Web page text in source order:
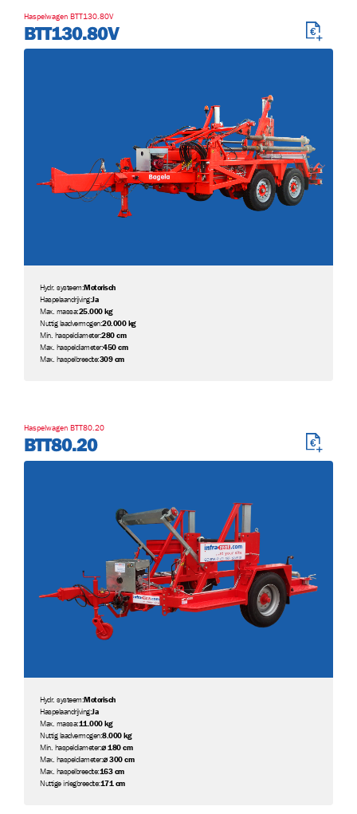
Haspelwagen BTT130.80V
BTT130.80V
Hydr. systeem:Motorisch
Haspelaandrijving:Ja
Max. massa:25.000 kg
Nuttig laadvermogen:20.000 kg
Min. haspeldiameter:280 cm
Max. haspeldiameter:450 cm
Max. haspelbreedte:309 cm
Haspelwagen BTT80.20
BTT80.20
Hydr. systeem:Motorisch
Haspelaandrijving:Ja
Max. massa:11.000 kg
Nuttig laadvermogen:8.000 kg
Min. haspeldiameter:⌀ 180 cm
Max. haspeldiameter:⌀ 300 cm
Max. haspelbreedte:163 cm
Nuttige inlegbreedte:171 cm